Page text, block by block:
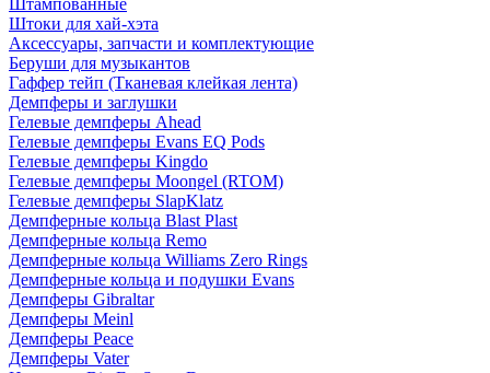
Штампованные
Штоки для хай-хэта
Аксессуары, запчасти и комплектующие
Беруши для музыкантов
Гаффер тейп (Тканевая клейкая лента)
Демпферы и заглушки
Гелевые демпферы Ahead
Гелевые демпферы Evans EQ Pods
Гелевые демпферы Kingdo
Гелевые демпферы Moongel (RTOM)
Гелевые демпферы SlapKlatz
Демпферные кольца Blast Plast
Демпферные кольца Remo
Демпферные кольца Williams Zero Rings
Демпферные кольца и подушки Evans
Демпферы Gibraltar
Демпферы Meinl
Демпферы Peace
Демпферы Vater